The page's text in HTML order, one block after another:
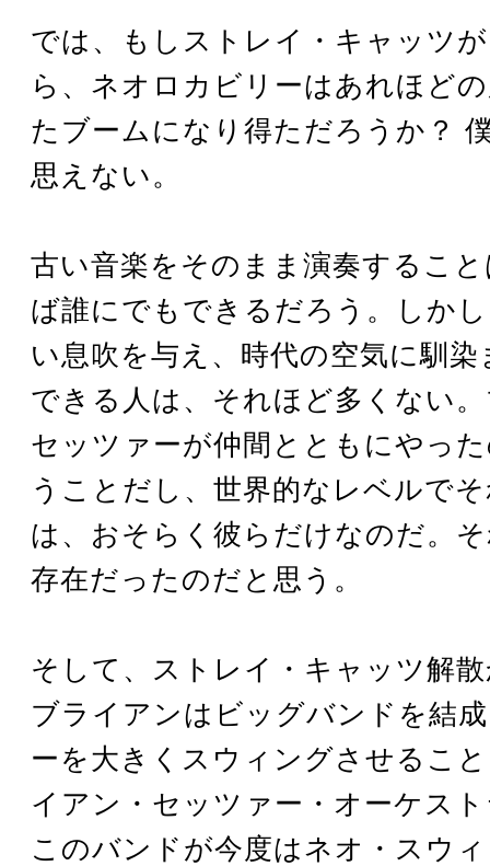
では、もしストレイ・キャッツ
ら、ネオロカビリーはあれほど
たブームになり得ただろうか？
思えない。
古い音楽をそのまま演奏するこ
ば誰にでもできるだろう。しか
い息吹を与え、時代の空気に馴
できる人は、それほど多くない
セッツァーが仲間とともにやっ
うことだし、世界的なレベルで
は、おそらく彼らだけなのだ。
存在だったのだと思う。
そして、ストレイ・キャッツ解
ブライアンはビッグバンドを結
ーを大きくスウィングさせるこ
イアン・セッツァー・オーケス
このバンドが今度はネオ・スウ